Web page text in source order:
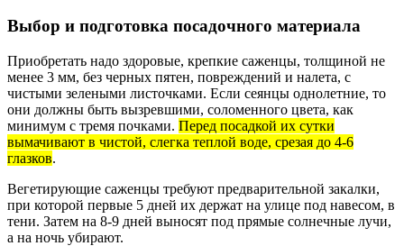
Выбор и подготовка посадочного материала
Приобретать надо здоровые, крепкие саженцы, толщиной не
менее 3 мм, без черных пятен, повреждений и налета, с
чистыми зелеными листочками. Если сеянцы однолетние, то
они должны быть вызревшими, соломенного цвета, как
минимум с тремя почками. Перед посадкой их сутки
вымачивают в чистой, слегка теплой воде, срезая до 4-6
глазков.
Вегетирующие саженцы требуют предварительной закалки,
при которой первые 5 дней их держат на улице под навесом, в
тени. Затем на 8-9 дней выносят под прямые солнечные лучи,
а на ночь убирают.